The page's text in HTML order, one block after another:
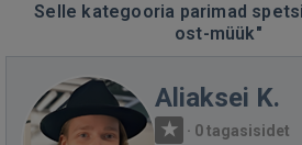
Selle kategooria parimad
ost-müük"
Aliaksei K.
· 0 tagasisidet